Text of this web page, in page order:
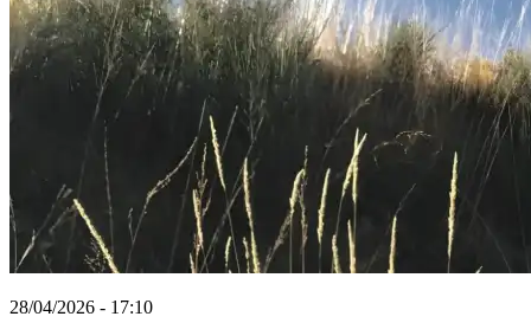
28/04/2026 - 17:10